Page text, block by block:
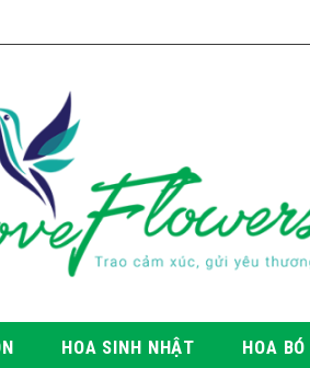
HOA SINH NHẬT HOA BÓ